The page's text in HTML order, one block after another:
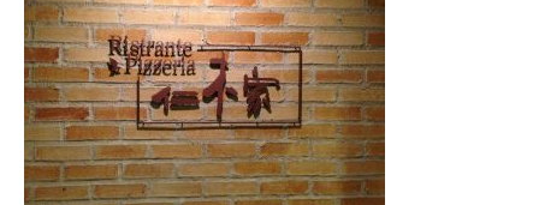
かんわブログ
お問い合わせ